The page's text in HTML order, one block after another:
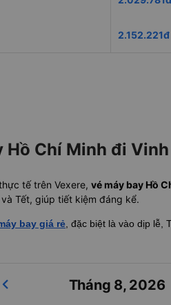
2.152.221đ
Hồ Chí Minh đi
tế trên Vexere, vé máy bay Hồ
Tết, giúp tiết kiệm đáng kể.
bay giá rẻ , đặc biệt là vào dịp
Tháng 8, 2026